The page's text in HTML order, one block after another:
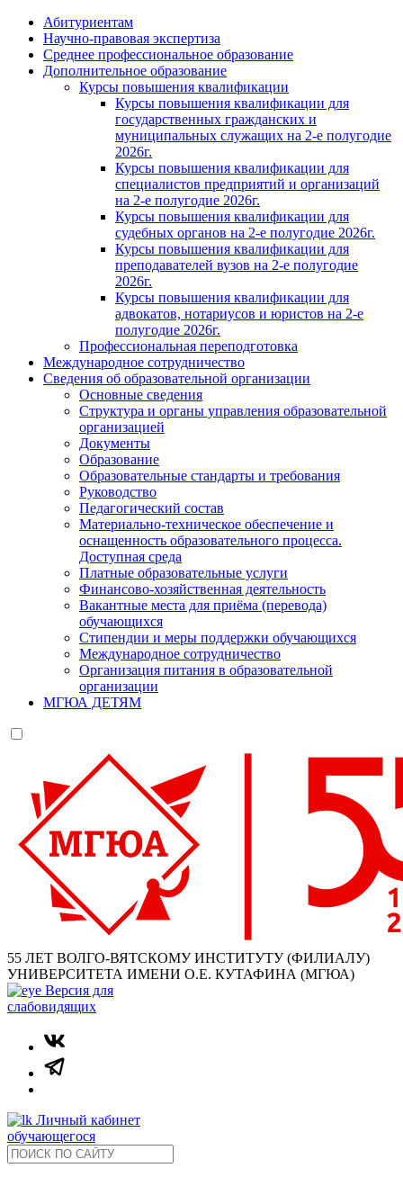
Абитуриентам
Научно-правовая экспертиза
Cреднее профессиональное образование
Дополнительное образование
Курсы повышения квалификации
Курсы повышения квалификации для
государственных гражданских и
муниципальных служащих на 2-е полугодие
2026г.
Курсы повышения квалификации для
специалистов предприятий и организаций
на 2-е полугодие 2026г.
Курсы повышения квалификации для
судебных органов на 2-е полугодие 2026г.
Курсы повышения квалификации для
преподавателей вузов на 2-е полугодие
2026г.
Курсы повышения квалификации для
адвокатов, нотариусов и юристов на 2-е
полугодие 2026г.
Профессиональная переподготовка
Международное сотрудничество
Сведения об образовательной организации
Основные сведения
Структура и органы управления образовательной
организацией
Документы
Образование
Образовательные стандарты и требования
Руководство
Педагогический состав
Материально-техническое обеспечение и
оснащенность образовательного процесса.
Доступная среда
Платные образовательные услуги
Финансово-хозяйственная деятельность
Вакантные места для приёма (перевода)
обучающихся
Стипендии и меры поддержки обучающихся
Международное сотрудничество
Организация питания в образовательной
организации
МГЮА ДЕТЯМ
55 ЛЕТ ВОЛГО-ВЯТСКОМУ ИНСТИТУТУ (ФИЛИАЛУ)
УНИВЕРСИТЕТА ИМЕНИ О.Е. КУТАФИНА (МГЮА)
Версия для
слабовидящих
Личный кабинет
обучающегося